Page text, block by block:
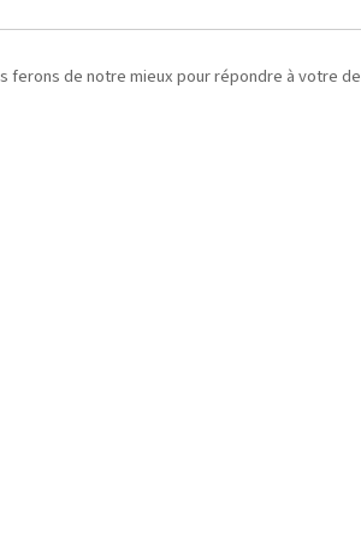
ferons de notre mieux pour répondre à votre